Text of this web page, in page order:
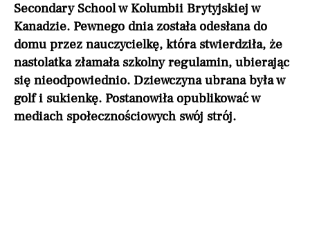
Secondary School w Kolumbii Brytyjskiej w
Kanadzie. Pewnego dnia została odesłana do
domu przez nauczycielkę, która stwierdziła, że
nastolatka złamała szkolny regulamin, ubierając
się nieodpowiednio. Dziewczyna ubrana była w
golf i sukienkę. Postanowiła opublikować w
mediach społecznościowych swój strój.